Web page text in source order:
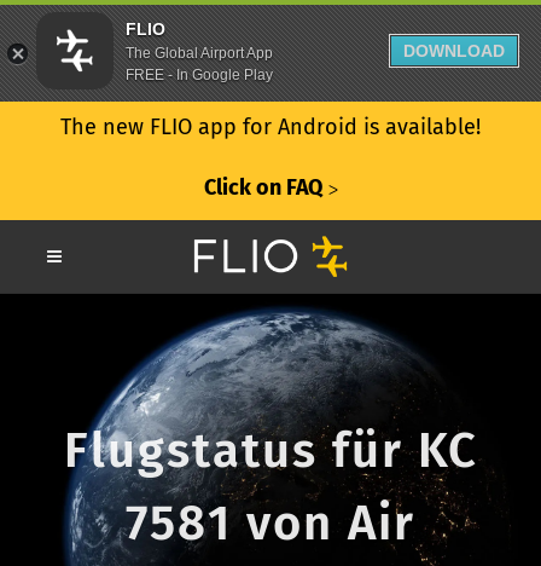
The new FLIO app for Android is available!
Click on FAQ ᐳ
Flugstatus für KC
7581 von Air
FLIO
The Global Airport App
FREE - In Google Play
DOWNLOAD